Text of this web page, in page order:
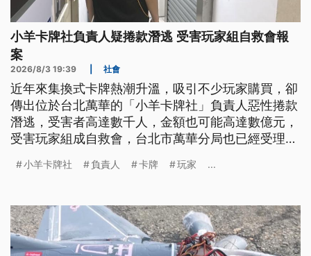
小羊卡牌社負責人疑捲款潛逃 受害玩家組自救會報
案
2026/8/3 19:39 社會
近年來集換式卡牌熱潮升溫，吸引不少玩家購買，卻
傳出位於台北萬華的「小羊卡牌社」負責人惡性捲款
潛逃，受害者高達數千人，金額也可能高達數億元，
受害玩家組成自救會，台北市萬華分局也已經受理報
小羊卡牌社 負責人 卡牌 玩家 ...